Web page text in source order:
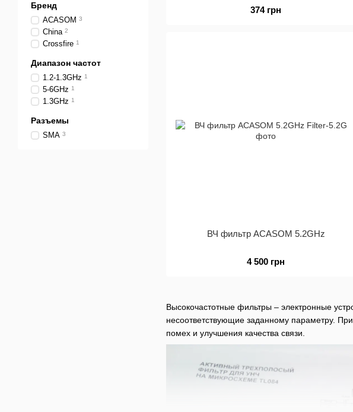
Высокочастотные фильтры – электронные
несоответствующие заданному параметру.
помех и улучшения качества связи.
374 грн
ВЧ фильтр ACASOM 5.2GHz
4 500 грн
Бренд
ACASOM 3
China 2
Crossfire 1
Диапазон частот
1.2-1.3GHz 1
5-6GHz 1
1.3GHz 1
Разъемы
SMA 3